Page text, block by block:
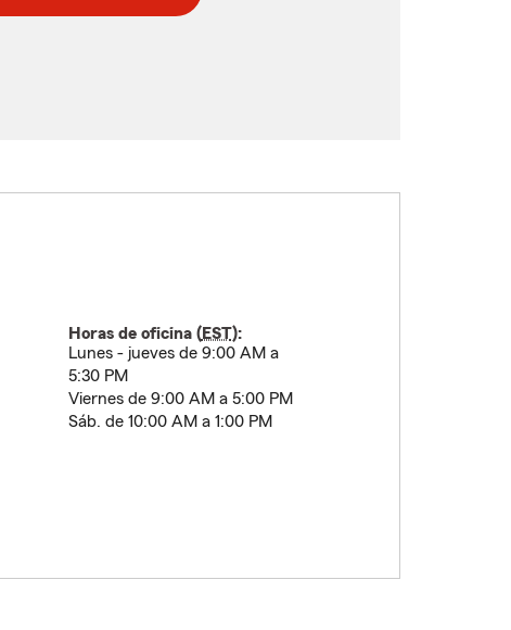
Horas de oficina (EST):
Lunes - jueves de 9:00 AM a
5:30 PM
Viernes de 9:00 AM a 5:00 PM
Sáb. de 10:00 AM a 1:00 PM